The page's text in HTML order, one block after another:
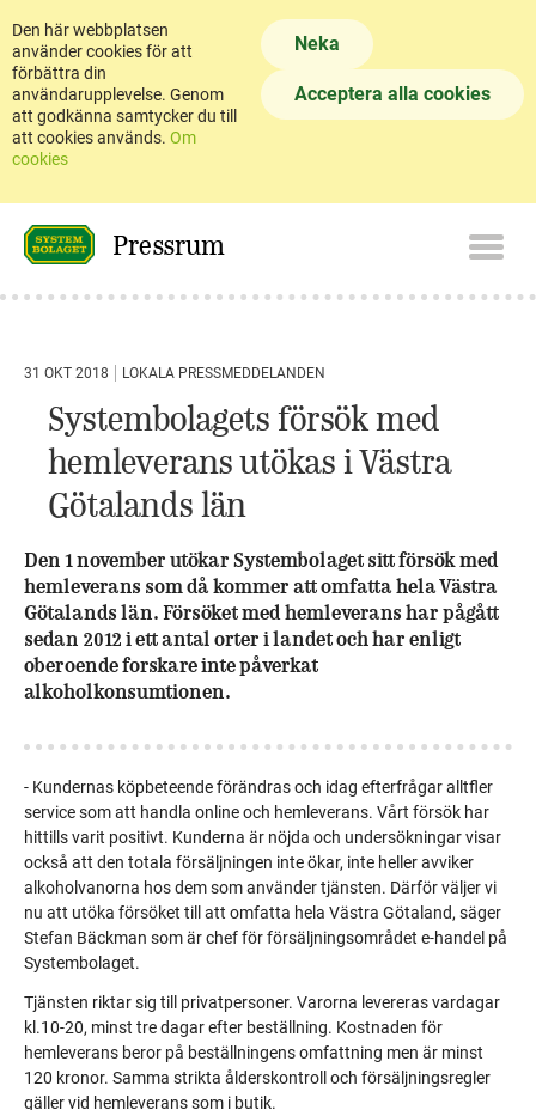
Den här webbplatsen
använder cookies för att
förbättra din
användarupplevelse. Genom
att godkänna samtycker du till
att cookies används. Om
cookies
Neka
Acceptera alla cookies
Pressrum
31 OKT 2018 LOKALA PRESSMEDDELANDEN
Systembolagets försök med
hemleverans utökas i Västra
Götalands län
Den 1 november utökar Systembolaget sitt försök med
hemleverans som då kommer att omfatta hela Västra
Götalands län. Försöket med hemleverans har pågått
sedan 2012 i ett antal orter i landet och har enligt
oberoende forskare inte påverkat
alkoholkonsumtionen.
- Kundernas köpbeteende förändras och idag efterfrågar alltfler
service som att handla online och hemleverans. Vårt försök har
hittills varit positivt. Kunderna är nöjda och undersökningar visar
också att den totala försäljningen inte ökar, inte heller avviker
alkoholvanorna hos dem som använder tjänsten. Därför väljer vi
nu att utöka försöket till att omfatta hela Västra Götaland, säger
Stefan Bäckman som är chef för försäljningsområdet e-handel på
Systembolaget.
Tjänsten riktar sig till privatpersoner. Varorna levereras vardagar
kl.10-20, minst tre dagar efter beställning. Kostnaden för
hemleverans beror på beställningens omfattning men är minst
120 kronor. Samma strikta ålderskontroll och försäljningsregler
gäller vid hemleverans som i butik.